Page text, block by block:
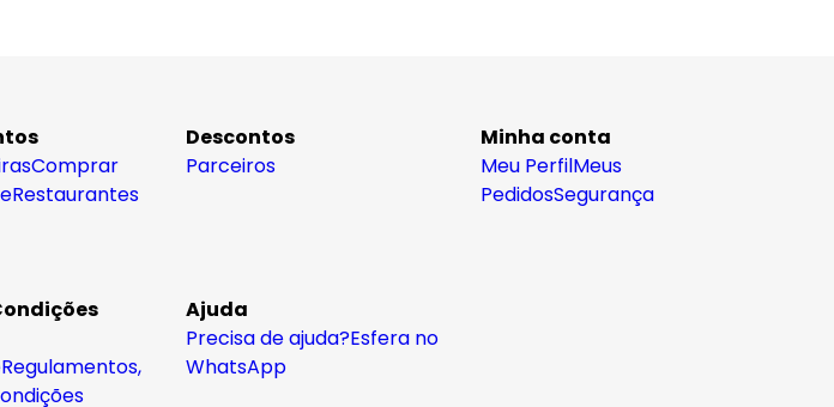
Comprar
Restaurantes
Descontos
Parceiros
Minha conta
Meu PerfilMeus
PedidosSegurança
Regulamentos,
Ajuda
Precisa de ajuda?Esfera no
WhatsApp